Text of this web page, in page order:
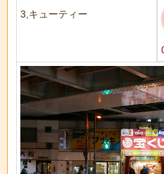
3,キューティー